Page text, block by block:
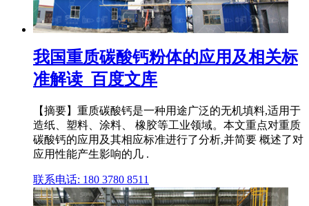
我国重质碳酸钙粉体的应用及相关标
准解读_百度文库
【摘要】重质碳酸钙是一种用途广泛的无机填料,适用于
造纸、塑料、涂料、 橡胶等工业领域。本文重点对重质
碳酸钙的应用及其相应标准进行了分析,并简要 概述了对
应用性能产生影响的几 .
联系电话: 180 3780 8511